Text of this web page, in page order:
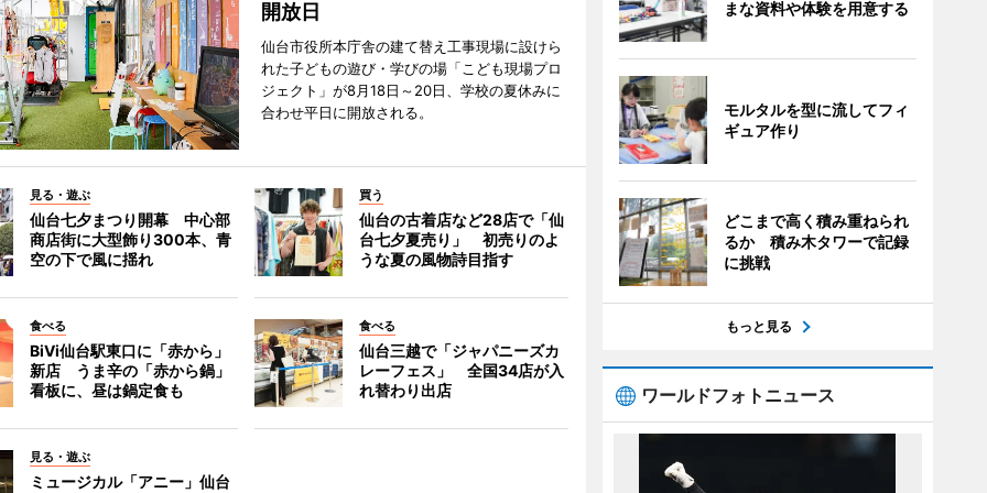
開放日
仙台市役所本庁舎の建て替え工事現場に設けら
れた子どもの遊び・学びの場「こども現場プロ
ジェクト」が8月18日～20日、学校の夏休みに
合わせ平日に開放される。
見る・遊ぶ
仙台七夕まつり開幕 中心部
商店街に大型飾り300本、青
空の下で風に揺れ
買う
仙台の古着店など28店で「仙
台七夕夏売り」 初売りのよ
うな夏の風物詩目指す
食べる
BiVi仙台駅東口に「赤から」
新店 うま辛の「赤から鍋」
看板に、昼は鍋定食も
食べる
仙台三越で「ジャパニーズカ
レーフェス」 全国34店が入
れ替わり出店
見る・遊ぶ
ミュージカル「アニー」仙台
まな資料や体験を用意する
モルタルを型に流してフィ
ギュア作り
どこまで高く積み重ねられ
るか 積み木タワーで記録
に挑戦
もっと見る
ワールドフォトニュース